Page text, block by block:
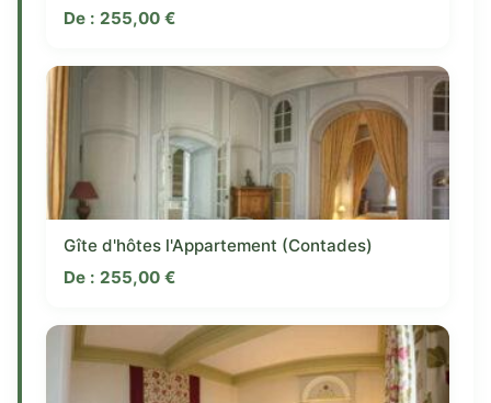
De : 255,00 €
Gîte d'hôtes l'Appartement (Contades)
De : 255,00 €